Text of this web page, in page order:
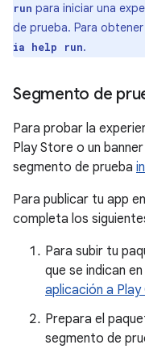
run para iniciar una
de prueba. Para
ia help run.
Segmento de
Para probar la
Play Store o un
segmento de prueba
Para publicar tu app
completa los
Para subir tu
que se indican en
aplicación a Play
Prepara el
segmento de